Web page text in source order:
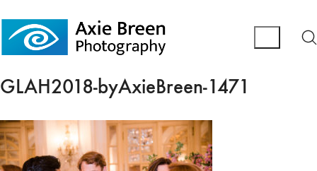
GLAH2018-byAxieBreen-1471